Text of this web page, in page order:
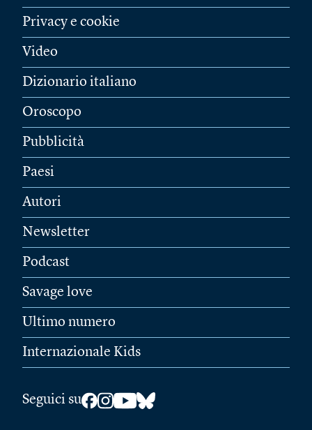
Privacy e cookie
Video
Dizionario italiano
Oroscopo
Pubblicità
Paesi
Autori
Newsletter
Podcast
Savage love
Ultimo numero
Internazionale Kids
Seguici su